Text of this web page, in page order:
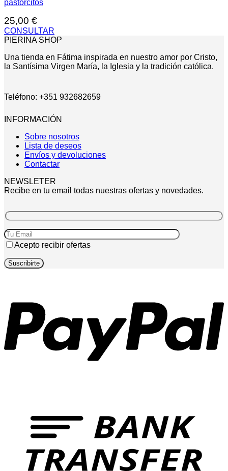
pastorcitos
25,00 €
CONSULTAR
PIERINA SHOP
Una tienda en Fátima inspirada en nuestro amor por Cristo,
la Santísima Virgen María, la Iglesia y la tradición católica.
Teléfono: +351 932682659
INFORMACIÓN
Sobre nosotros
Lista de deseos
Envíos y devoluciones
Contactar
NEWSLETER
Recibe en tu email todas nuestras ofertas y novedades.
Acepto recibir ofertas